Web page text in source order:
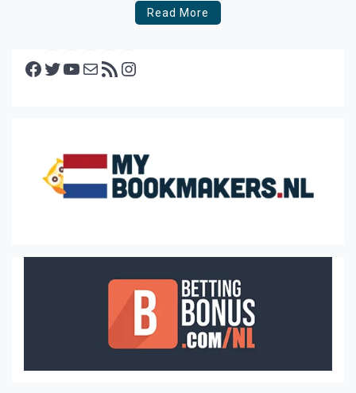
Read More
Facebook Twitter YouTube E-mail RSS feed